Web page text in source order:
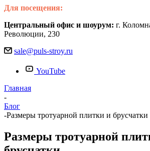
Для посещения:
Центральный офис и шоурум: г.
Революции, 230
sale@puls-stroy.ru
YouTube
Главная
-
Блог
-Размеры тротуарной плитки и брусчатки
Размеры тротуарной